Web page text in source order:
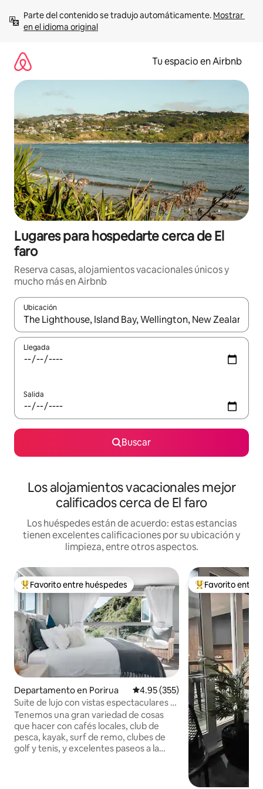
contenido
Parte del contenido se tradujo automáticamente. Mostrar
en el idioma original
Tu espacio en Airbnb
Lugares para hospedarte cerca de El
faro
Reserva casas, alojamientos vacacionales únicos y
mucho más en Airbnb
Ubicación
Cuando los resultados estén disponibles, podrás navegar
Llegada
Salida
Buscar
Los alojamientos vacacionales mejor
calificados cerca de El faro
Los huéspedes están de acuerdo: estas estancias
tienen excelentes calificaciones por su ubicación y
limpieza, entre otros aspectos.
De los mejores en Favorito entre huéspedes
Favorito entre huéspedes
Departamento en Porirua Calificación promedio: 4.95 de
4.95 (355)
Suite de lujo con vistas espectaculares al
mar y puestas de sol
Tenemos una gran variedad de cosas
que hacer con cafés locales, club de
pesca, kayak, surf de remo, clubes de
golf y tenis, y excelentes paseos a la
De los mejores
Favorito entre